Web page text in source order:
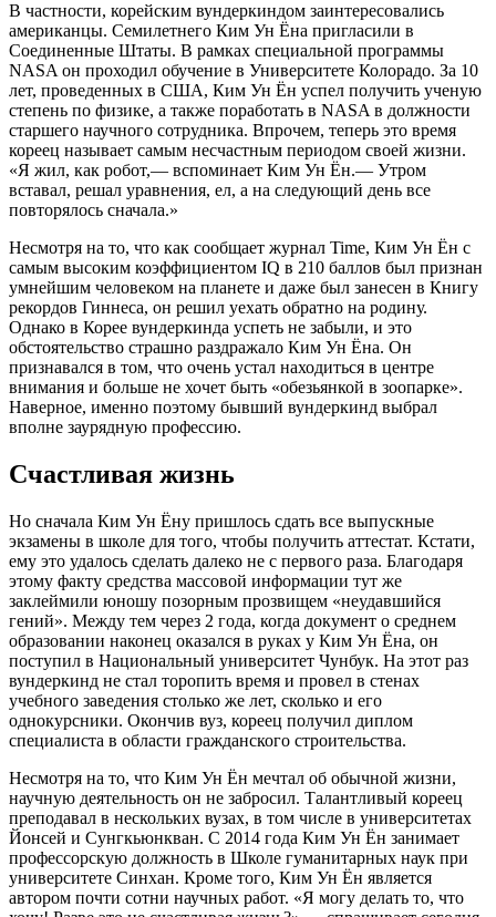
В частности, корейским вундеркиндом заинтересовались
американцы. Семилетнего Ким Ун Ёна пригласили в
Соединенные Штаты. В рамках специальной программы
NASA он проходил обучение в Университете Колорадо. За 10
лет, проведенных в США, Ким Ун Ён успел получить ученую
степень по физике, а также поработать в NASA в должности
старшего научного сотрудника. Впрочем, теперь это время
кореец называет самым несчастным периодом своей жизни.
«Я жил, как робот,— вспоминает Ким Ун Ён.— Утром
вставал, решал уравнения, ел, а на следующий день все
повторялось сначала.»
Несмотря на то, что как сообщает журнал Time, Ким Ун Ён с
самым высоким коэффициентом IQ в 210 баллов был признан
умнейшим человеком на планете и даже был занесен в Книгу
рекордов Гиннеса, он решил уехать обратно на родину.
Однако в Корее вундеркинда успеть не забыли, и это
обстоятельство страшно раздражало Ким Ун Ёна. Он
признавался в том, что очень устал находиться в центре
внимания и больше не хочет быть «обезьянкой в зоопарке».
Наверное, именно поэтому бывший вундеркинд выбрал
вполне заурядную профессию.
Счастливая жизнь
Но сначала Ким Ун Ёну пришлось сдать все выпускные
экзамены в школе для того, чтобы получить аттестат. Кстати,
ему это удалось сделать далеко не с первого раза. Благодаря
этому факту средства массовой информации тут же
заклеймили юношу позорным прозвищем «неудавшийся
гений». Между тем через 2 года, когда документ о среднем
образовании наконец оказался в руках у Ким Ун Ёна, он
поступил в Национальный университет Чунбук. На этот раз
вундеркинд не стал торопить время и провел в стенах
учебного заведения столько же лет, сколько и его
однокурсники. Окончив вуз, кореец получил диплом
специалиста в области гражданского строительства.
Несмотря на то, что Ким Ун Ён мечтал об обычной жизни,
научную деятельность он не забросил. Талантливый кореец
преподавал в нескольких вузах, в том числе в университетах
Йонсей и Сунгкьюнкван. С 2014 года Ким Ун Ён занимает
профессорскую должность в Школе гуманитарных наук при
университете Синхан. Кроме того, Ким Ун Ён является
автором почти сотни научных работ. «Я могу делать то, что